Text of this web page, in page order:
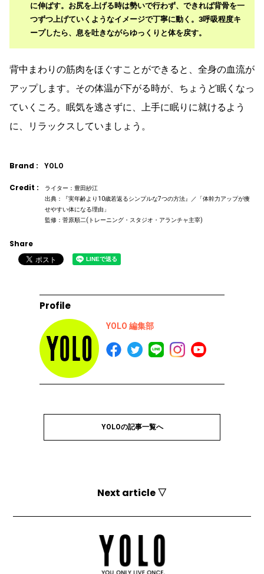
に伸ばす。お尻を上げる時は勢いで行わず、できれば背骨を一
つずつ上げていくようなイメージで丁寧に動く。3呼吸程度キ
ープしたら、息を吐きながらゆっくりと体を戻す。
背中まわりの筋肉をほぐすことができると、全身の血流が
アップします。その体温が下がる時が、ちょうど眠くなっ
ていくころ。眠気を逃さずに、上手に眠りに就けるよう
に、リラックスしていましょう。
Brand : YOLO
Credit :
ライター：豊田紗江
出典：『実年齢より10歳若返るシンプルな7つの方法』／「体幹力アップが痩
せやすい体になる理由」
監修：菅原順二(トレーニング・スタジオ・アランチャ主宰)
Share
Profile
YOLO 編集部
YOLOの記事一覧へ
Next article ▽